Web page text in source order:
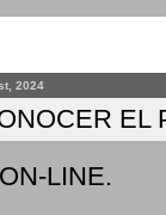
2024
LINE.